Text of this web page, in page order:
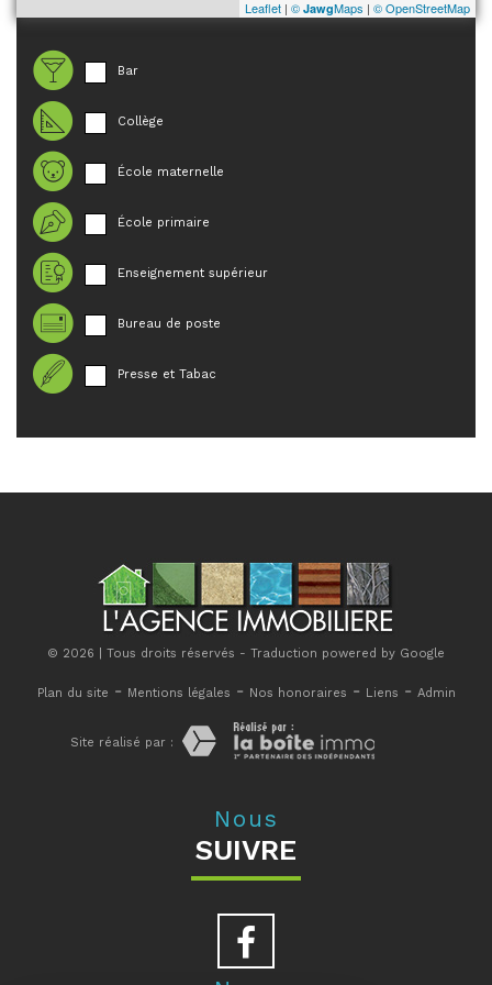
Leaflet | © JawgMaps | © OpenStreetMap
Bar
Collège
École maternelle
École primaire
Enseignement supérieur
Bureau de poste
Presse et Tabac
© 2026 | Tous droits réservés - Traduction powered by Google
Plan du site - Mentions légales - Nos honoraires - Liens - Admin
Site réalisé par :
Nous
SUIVRE